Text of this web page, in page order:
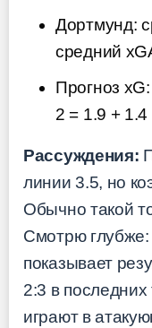
Дортмунд:
средний
Прогноз
2 = 1.9 + 1.4
Рассуждения:
линии 3.5, но
Обычно такой
Смотрю глубже:
показывает
2:3 в
играют в